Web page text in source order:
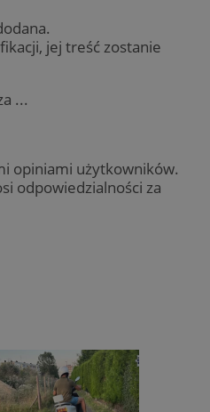
jej treść zostanie
...
opiniami użytkowników.
odpowiedzialności za